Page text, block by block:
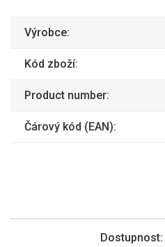
Výrobce:
Kód zboží:
Product number:
Čárový kód (EAN):
Dostupnost: